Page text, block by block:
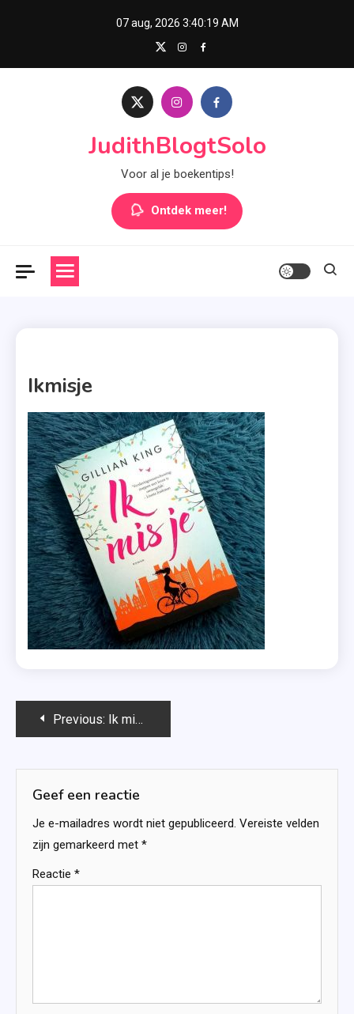
07 aug, 2026 3:40:20 AM
JudithBlogtSolo
Voor al je boekentips!
Ontdek meer!
Ikmisje
Bericht
Previous: Ik mis je – Gillian King
Geef een reactie
Je e-mailadres wordt niet gepubliceerd. Vereiste velden
zijn gemarkeerd met *
Reactie *